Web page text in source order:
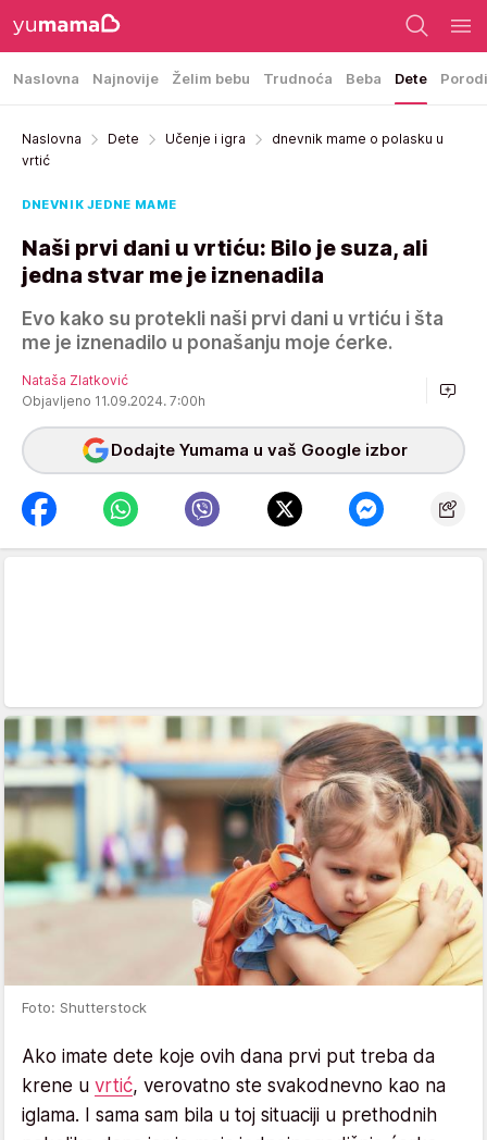
Naslovna Najnovije Želim bebu Trudnoća Beba Dete
Naslovna Dete Učenje i igra
dnevnik mame o polasku u
vrtić
DNEVNIK JEDNE MAME
Naši prvi dani u vrtiću: Bilo je suza, ali
jedna stvar me je iznenadila
Evo kako su protekli naši prvi dani u vrtiću i šta
me je iznenadilo u ponašanju moje ćerke.
Nataša Zlatković
Objavljeno 11.09.2024. 7:00h
Dodajte Yumama u vaš Google izbor
Foto: Shutterstock
Ako imate dete koje ovih dana prvi put treba da
krene u vrtić, verovatno ste svakodnevno kao na
iglama. I sama sam bila u toj situaciji u prethodnih